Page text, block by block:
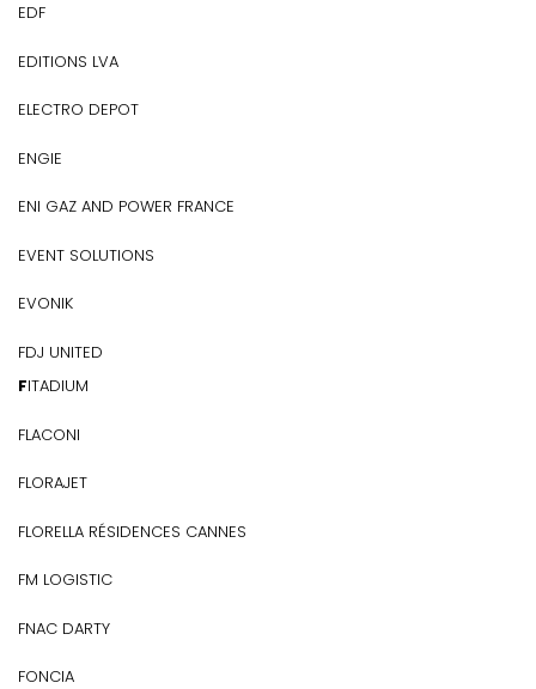
EDF
EDITIONS LVA
ELECTRO DEPOT
ENGIE
ENI GAZ AND POWER FRANCE
EVENT SOLUTIONS
EVONIK
FDJ UNITED
FITADIUM
FLACONI
FLORAJET
FLORELLA RÉSIDENCES CANNES
FM LOGISTIC
FNAC DARTY
FONCIA